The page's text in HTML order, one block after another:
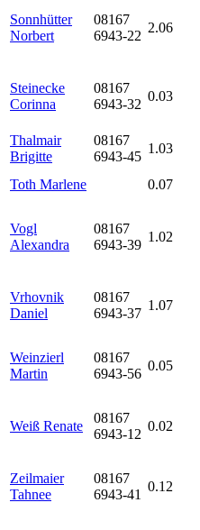
Sonnhütter
Norbert
08167
6943-22
2.06
Steinecke
Corinna
08167
6943-32
0.03
Thalmair
Brigitte
08167
6943-45
1.03
Toth Marlene
0.07
Vogl
Alexandra
08167
6943-39
1.02
Vrhovnik
Daniel
08167
6943-37
1.07
Weinzierl
Martin
08167
6943-56
0.05
Weiß Renate
08167
6943-12
0.02
Zeilmaier
Tahnee
08167
6943-41
0.12